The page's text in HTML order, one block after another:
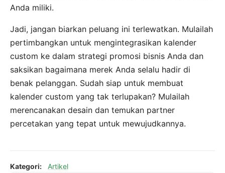
Anda miliki.
Jadi, jangan biarkan peluang ini terlewatkan. Mulailah
pertimbangkan untuk mengintegrasikan kalender
custom ke dalam strategi promosi bisnis Anda dan
saksikan bagaimana merek Anda selalu hadir di
benak pelanggan. Sudah siap untuk membuat
kalender custom yang tak terlupakan? Mulailah
merencanakan desain dan temukan partner
percetakan yang tepat untuk mewujudkannya.
Kategori: Artikel